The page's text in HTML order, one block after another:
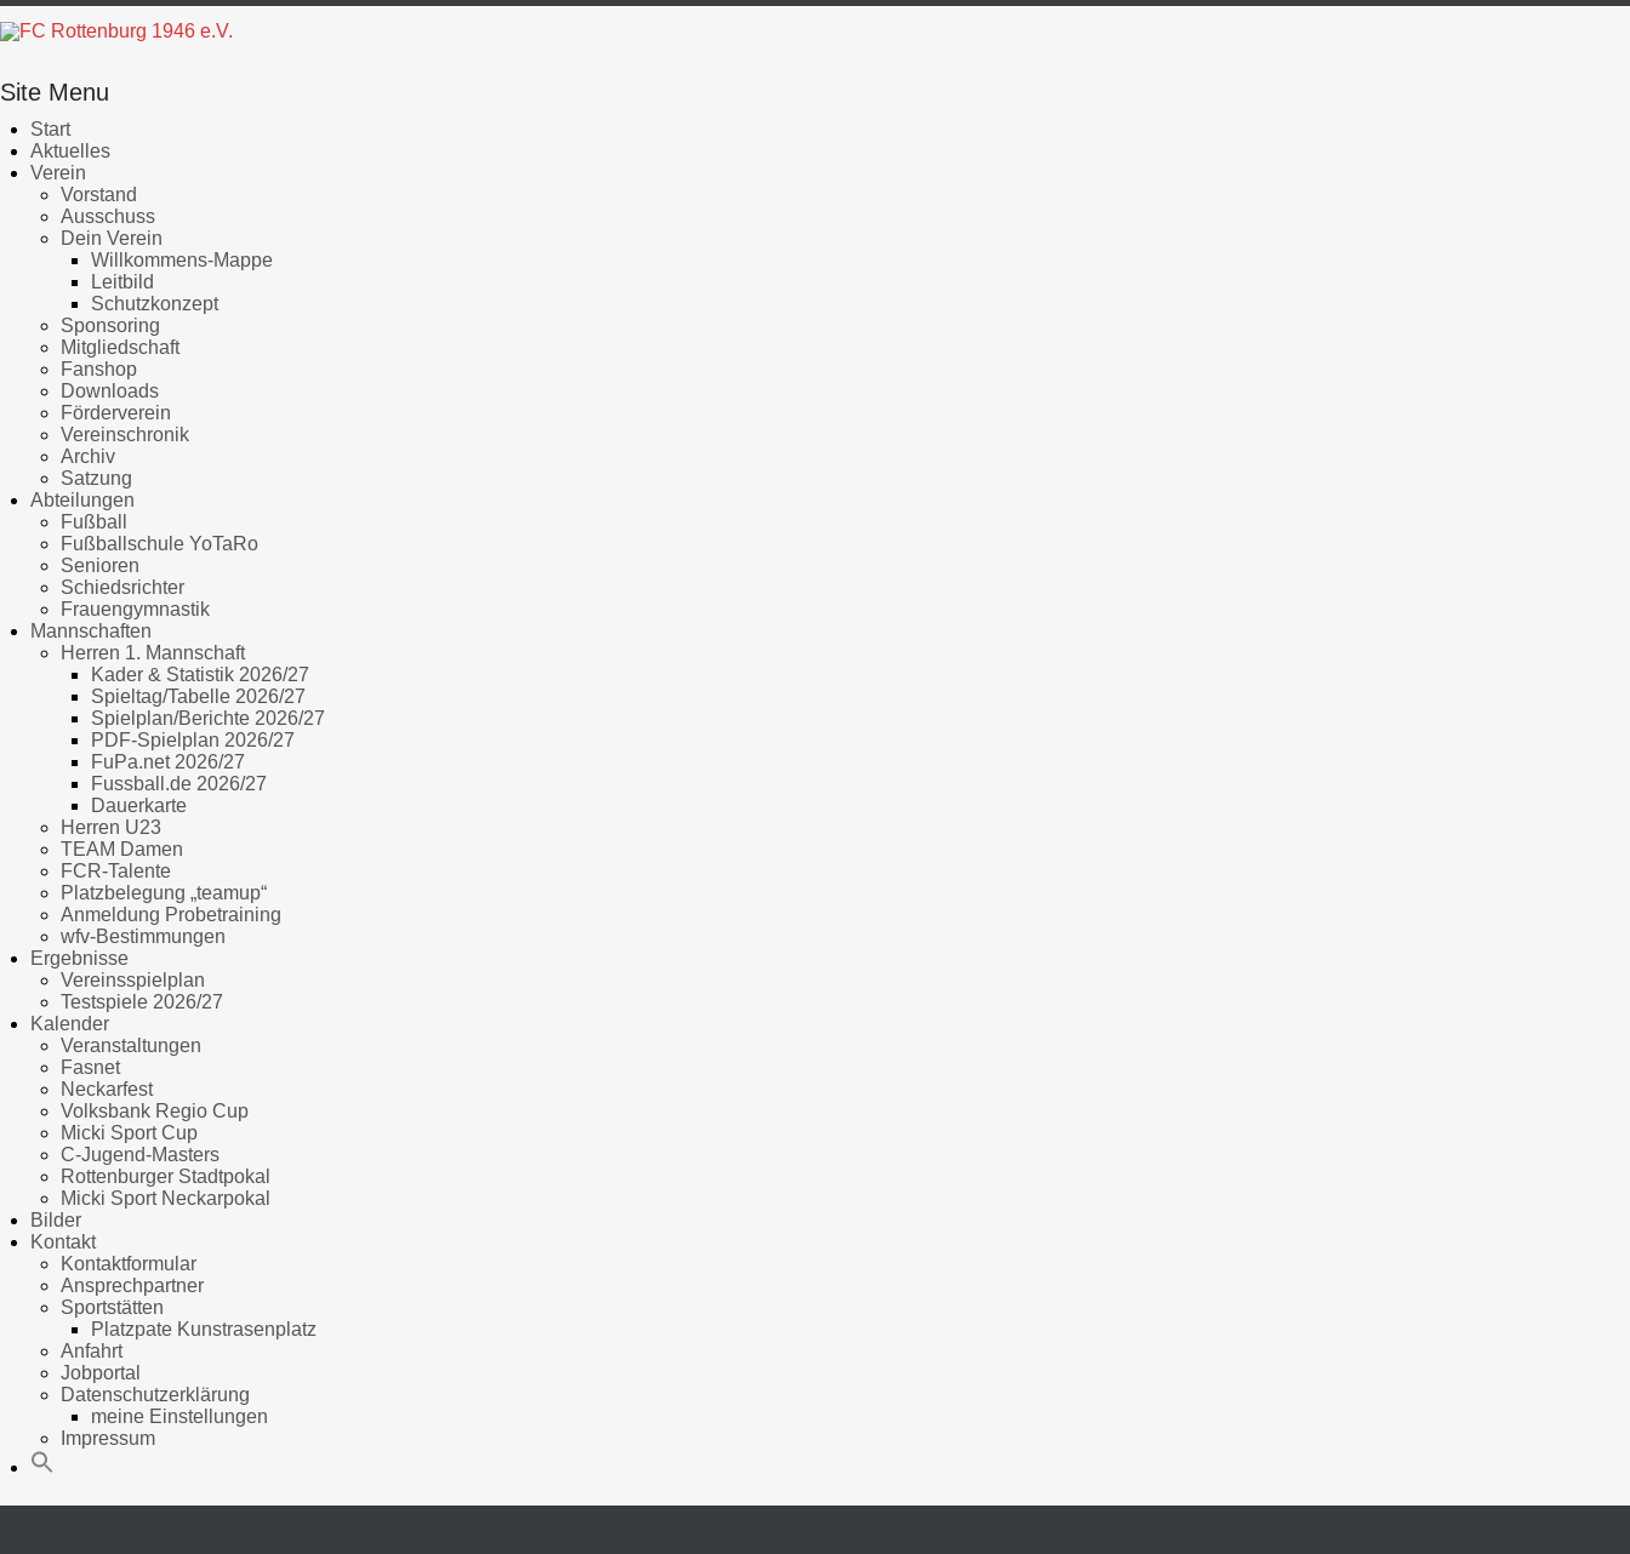
Site Menu
Start
Aktuelles
Verein
Vorstand
Ausschuss
Dein Verein
Willkommens-Mappe
Leitbild
Schutzkonzept
Sponsoring
Mitgliedschaft
Fanshop
Downloads
Förderverein
Vereinschronik
Archiv
Satzung
Abteilungen
Fußball
Fußballschule YoTaRo
Senioren
Schiedsrichter
Frauengymnastik
Mannschaften
Herren 1. Mannschaft
Kader & Statistik 2026/27
Spieltag/Tabelle 2026/27
Spielplan/Berichte 2026/27
PDF-Spielplan 2026/27
FuPa.net 2026/27
Fussball.de 2026/27
Dauerkarte
Herren U23
TEAM Damen
FCR-Talente
Platzbelegung „teamup“
Anmeldung Probetraining
wfv-Bestimmungen
Ergebnisse
Vereinsspielplan
Testspiele 2026/27
Kalender
Veranstaltungen
Fasnet
Neckarfest
Volksbank Regio Cup
Micki Sport Cup
C-Jugend-Masters
Rottenburger Stadtpokal
Micki Sport Neckarpokal
Bilder
Kontakt
Kontaktformular
Ansprechpartner
Sportstätten
Platzpate Kunstrasenplatz
Anfahrt
Jobportal
Datenschutzerklärung
meine Einstellungen
Impressum